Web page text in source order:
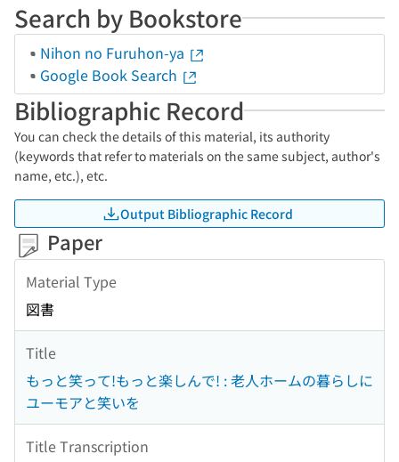
Search by Bookstore
Nihon no Furuhon-ya
Google Book Search
Bibliographic Record
You can check the details of this material, its authority
(keywords that refer to materials on the same subject, author's
name, etc.), etc.
Output Bibliographic Record
Paper
Material Type
図書
Title
もっと笑って!もっと楽しんで! : 老人ホームの暮らしに
ユーモアと笑いを
Title Transcription